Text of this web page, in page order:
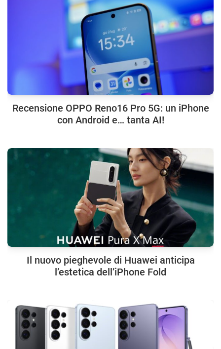
Recensione OPPO Reno16 Pro 5G: un iPhone
con Android e… tanta AI!
Il nuovo pieghevole di Huawei anticipa
l’estetica dell’iPhone Fold